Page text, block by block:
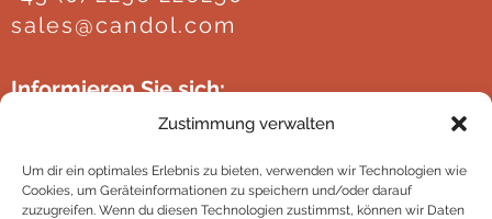
Zustimmung verwalten
Um dir ein optimales Erlebnis zu bieten, verwenden wir Technologien wie
Cookies, um Geräteinformationen zu speichern und/oder darauf
zuzugreifen. Wenn du diesen Technologien zustimmst, können wir Daten
sales@candol.com
Informieren Sie sich:
Impressum